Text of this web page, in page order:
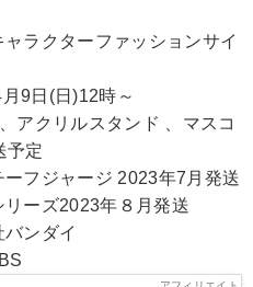
ラクターファッションサイ
日(日)12時～
クリルスタンド 、マスコ
予定
ジ 2023年7月発送
年８月発送
ンダイ